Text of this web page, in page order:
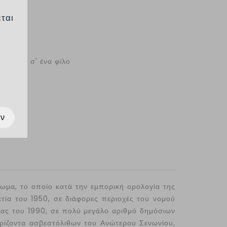
cm^2
Στείλ το σ' ένα φίλο
το οποίο κατά την εμπορική ορολογία της
του 1950, σε διάφορες περιοχές του νομού
του 1990, σε πολύ μεγάλο αριθμό δημόσιων
ασβεστόλιθων του Ανώτερου Σενωνίου,